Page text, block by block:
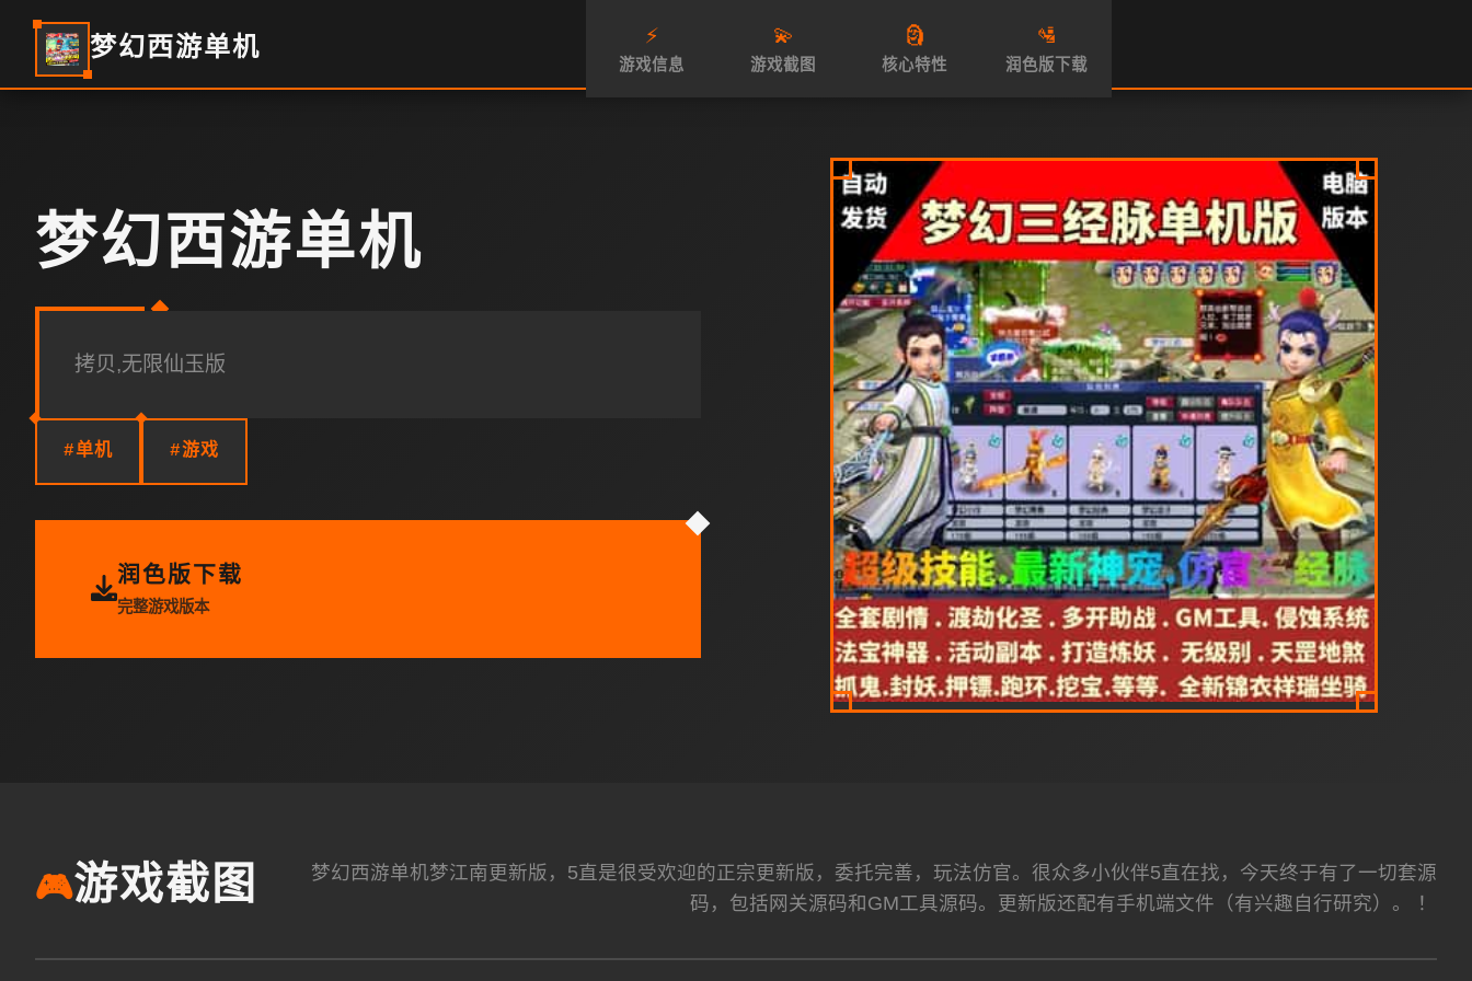
梦幻西游单机 ⚡
游戏信息
💫
游戏截图
🗿
核心特性
🛂
润色版下载
梦幻西游单机
拷贝,无限仙玉版
#单机 #游戏
润色版下载
完整游戏版本
🎮游戏截图
梦幻西游单机梦江南更新版，5直是很受欢迎的正宗更新版，委托完善，玩法仿官。很众多小伙伴5直在找，今天终于有了一切套源
码，包括网关源码和GM工具源码。更新版还配有手机端文件（有兴趣自行研究）。 ！